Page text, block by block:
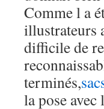
Comme l a
illustrateurs
difficile de
terminés,
la pose